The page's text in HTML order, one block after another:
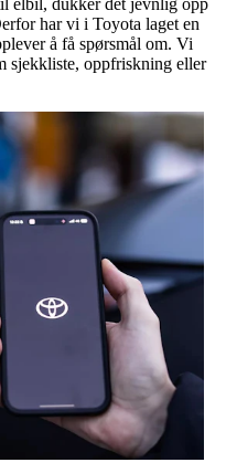
elbil, dukker det jevnlig opp
har vi i Toyota laget en
å få spørsmål om. Vi
sjekkliste, oppfriskning eller